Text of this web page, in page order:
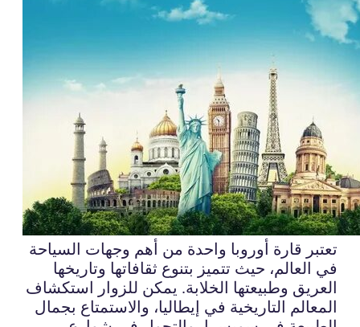
تعتبر قارة أوروبا واحدة من أهم وجهات السياحة
في العالم، حيث تتميز بتنوع ثقافاتها وتاريخها
العريق وطبيعتها الخلابة. يمكن للزوار استكشاف
المعالم التاريخية في إيطاليا، والاستمتاع بجمال